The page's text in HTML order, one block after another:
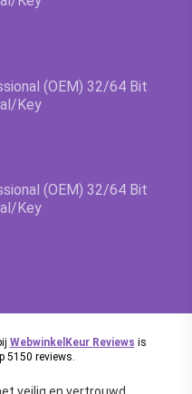
(OEM) 32/64 Bit
Key
(OEM) 32/64 Bit
Key
WebwinkelKeur Reviews is
5150 reviews.